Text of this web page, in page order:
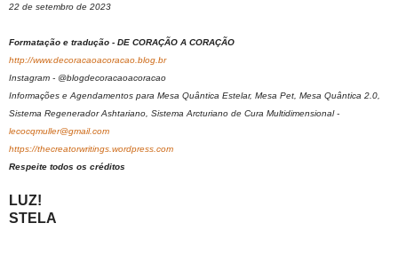
22 de setembro de 2023
Formatação e tradução - DE CORAÇÃO A CORAÇÃO
http://www.decoracaoacoracao.blog.br
Instagram - @blogdecoracaoacoracao
Informações e Agendamentos para Mesa Quântica Estelar, Mesa Pet, Mesa Quântica 2.0,
Sistema Regenerador Ashtariano, Sistema Arcturiano de Cura Multidimensional -
lecocqmuller@gmail.com
https://thecreatorwritings.wordpress.com
Respeite todos os créditos
LUZ!
STELA